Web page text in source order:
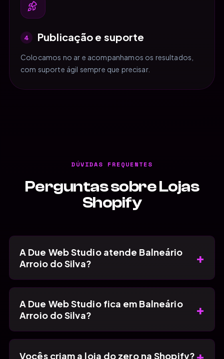
4 Publicação e suporte
Colocamos no ar e acompanhamos os resultados,
com suporte ágil sempre que precisar.
DÚVIDAS FREQUENTES
Perguntas sobre Lojas
Shopify
A Due Web Studio atende Balneário
Arroio do Silva?
+
A Due Web Studio fica em Balneário
Arroio do Silva?
+
Vocês criam a loja do zero na Shopify? +